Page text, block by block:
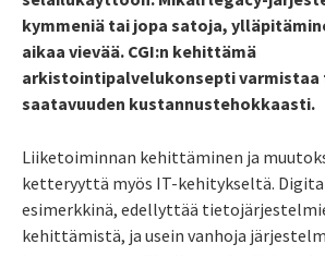
kymmeniä tai jopa satoja,
aikaa vievää. CGI:n kehittämä
arkistointipalvelukonsepti varmistaa
saatavuuden kustannustehokkaasti.
Liiketoiminnan kehittäminen ja
ketteryyttä myös IT-kehitykseltä.
esimerkkinä, edellyttää
kehittämistä, ja usein vanhoja